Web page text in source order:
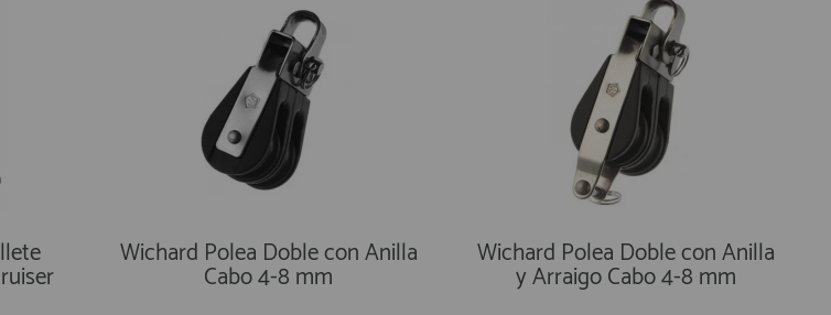
Wichard Polea Doble con Anilla
Cabo 4-8 mm
Wichard Polea Doble con Anilla
y Arraigo Cabo 4-8 mm